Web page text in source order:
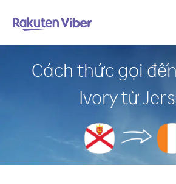
Cách thức gọi
Ivory từ